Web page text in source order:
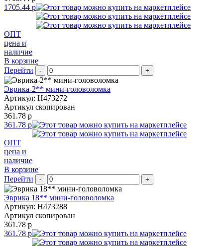
1705.44 р
ОПТ
цена и
наличие
В корзине
Перейти
- +
Эврика-2** мини-головоломка
Артикул: H473272
Артикул скопирован
361.78 р
361.78 р
ОПТ
цена и
наличие
В корзине
Перейти
- +
Эврика 18** мини-головоломка
Артикул: H473288
Артикул скопирован
361.78 р
361.78 р